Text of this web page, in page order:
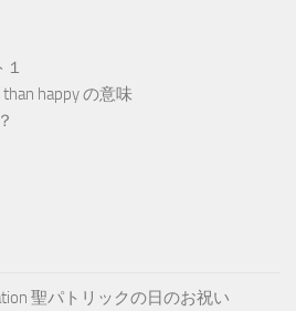
happy の意味
聖パトリックの日のお祝い